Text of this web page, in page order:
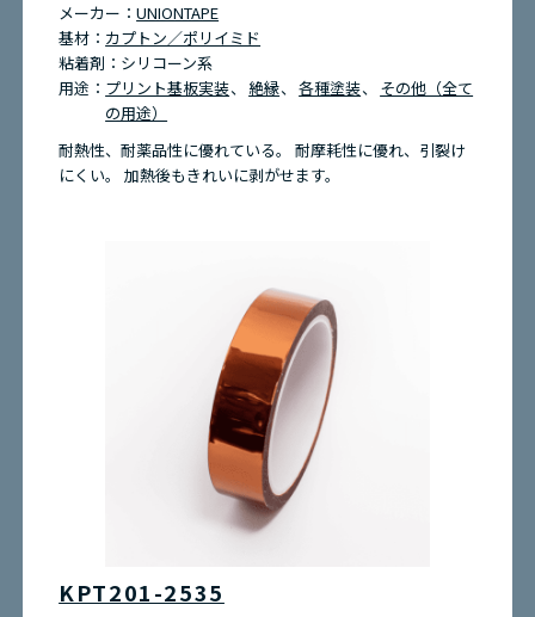
メーカー：UNIONTAPE
基材： カプトン／ポリイミド
粘着剤： シリコーン系
用途： プリント基板実装 絶縁 各種塗装
その他（全て
の用途）
耐熱性、耐薬品性に優れている。 耐摩耗性に優れ、引裂け
にくい。 加熱後もきれいに剥がせます。
KPT201-2535